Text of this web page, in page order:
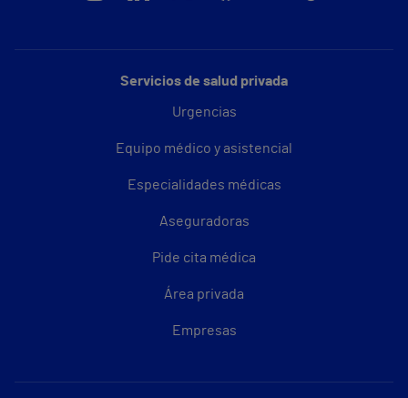
Servicios de salud privada
Urgencias
Equipo médico y asistencial
Especialidades médicas
Aseguradoras
Pide cita médica
Área privada
Empresas